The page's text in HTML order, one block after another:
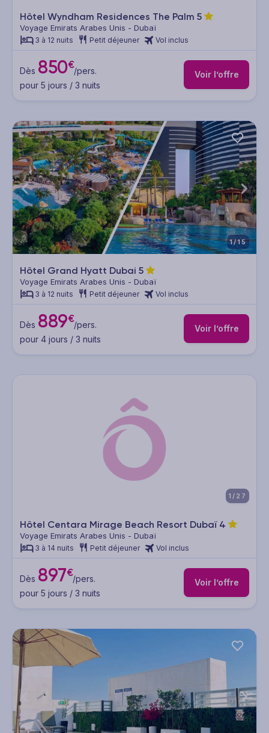
Hôtel Wyndham Residences The Palm 5
Voyage Emirats Arabes Unis - Dubaï
3 à 12 nuits Petit déjeuner Vol inclus
Dès 850€/pers.
pour 5 jours / 3 nuits
Voir l’offre
1/15
Hôtel Grand Hyatt Dubai 5
Voyage Emirats Arabes Unis - Dubaï
3 à 12 nuits Petit déjeuner Vol inclus
Dès 889€/pers.
pour 4 jours / 3 nuits
Voir l’offre
1/27
Hôtel Centara Mirage Beach Resort Dubaï 4
Voyage Emirats Arabes Unis - Dubaï
3 à 14 nuits Petit déjeuner Vol inclus
Dès 897€/pers.
pour 5 jours / 3 nuits
Voir l’offre